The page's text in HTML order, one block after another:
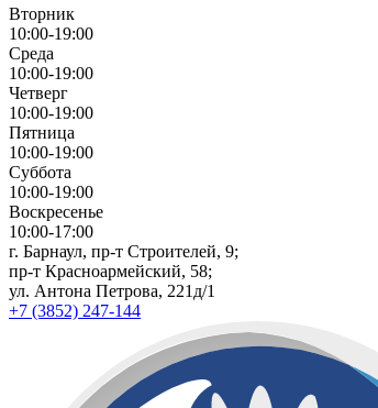
Вторник
10:00-19:00
Среда
10:00-19:00
Четверг
10:00-19:00
Пятница
10:00-19:00
Суббота
10:00-19:00
Воскресенье
10:00-17:00
г. Барнаул, пр-т Строителей, 9;
пр-т Красноармейский, 58;
ул. Антона Петрова, 221д/1
+7 (3852) 247-144